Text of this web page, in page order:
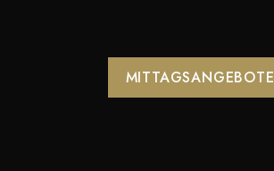
MITTAGSANGEBOTE